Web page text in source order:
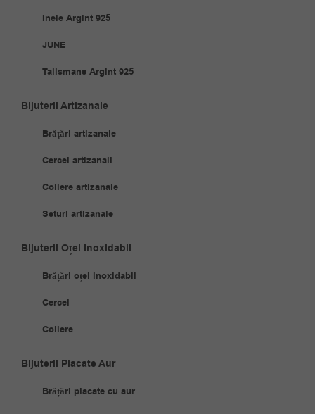
Inele Argint 925
JUNE
Talismane Argint 925
Bijuterii Artizanale
Brățări artizanale
Cercei artizanali
Coliere artizanale
Seturi artizanale
Bijuterii Oțel Inoxidabil
Brățări oțel inoxidabil
Cercei
Coliere
Bijuterii Placate Aur
Brățări placate cu aur